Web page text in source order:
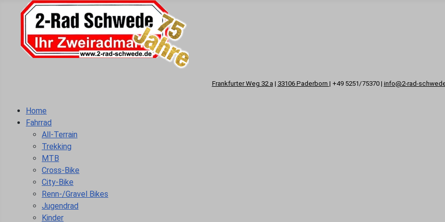
Frankfurter Weg 32 a| 33106 Paderborn | +49 5251/75370 | info@2-rad-
Home
Fahrrad
All-Terrain
Trekking
MTB
Cross-Bike
City-Bike
Renn-/Gravel Bikes
Jugendrad
Kinder